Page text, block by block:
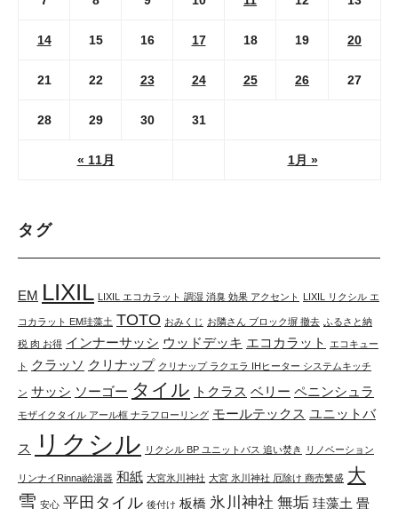
« 11月 1月 »
14 15 16 17 18 19 20
21 22 23 24 25 26 27
28 29 30 31
タグ
EM LIXIL LIXIL エコカラット 調湿 消臭 効果 アクセント LIXIL リクシル エ
コカラット EM珪藻土 TOTO おみくじ お隣さん ブロック塀 撤去 ふるさと納
税 肉 お得 インナーサッシ ウッドデッキ エコカラット エコキュー
ト クラッソ クリナップ クリナップ ラクエラ IHヒーター システムキッチ
ン サッシ ソーゴー タイル トクラス ベリー ペニンシュラ
モザイクタイル アール框 ナラフローリング モールテックス ユニットバ
ス リクシル リクシル BP ユニットバス 追い焚き リノベーション
リンナイRinnai給湯器 和紙 大宮氷川神社 大宮 氷川神社 厄除け 商売繁盛 大
雪 安心 平田タイル 後付け 板橋 氷川神社 無垢 珪藻土 畳